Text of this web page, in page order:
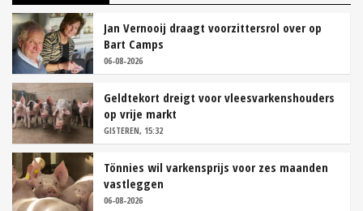
Jan Vernooij draagt voorzittersrol over op
Bart Camps
06-08-2026
Geldtekort dreigt voor vleesvarkenshouders
op vrije markt
GISTEREN, 15:32
Tönnies wil varkensprijs voor zes maanden
vastleggen
06-08-2026